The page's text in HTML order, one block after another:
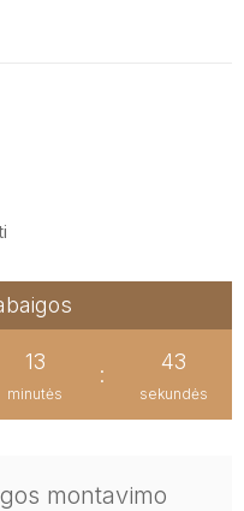
13
minutės
:
43
sekundės
montavimo